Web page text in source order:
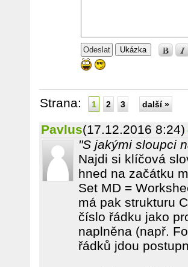
Ukázka
Strana: 1 2 3 další »
Pavlus(17.12.2016 8:24)
"S jakými sloupci
Najdi si klíčová
hned na začátku
Set MD =
má pak strukturu
číslo řádku jako
naplněna (např.
řádků jdou